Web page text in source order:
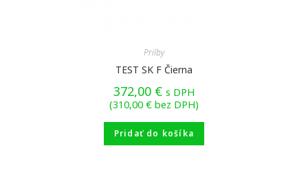
Prilby
TEST SK F Čierna
372,00 € s DPH
(310,00 € bez DPH)
Pridať do košíka